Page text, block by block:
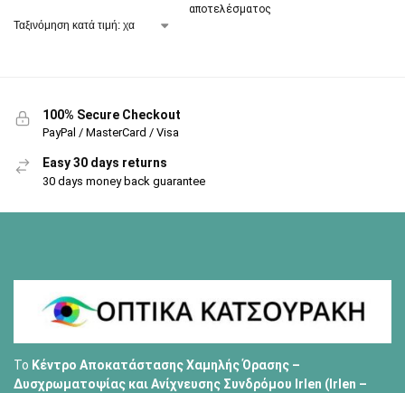
αποτελέσματος
100% Secure Checkout
PayPal / MasterCard / Visa
Easy 30 days returns
30 days money back guarantee
Το Κέντρο Αποκατάστασης Χαμηλής Όρασης –
Δυσχρωματοψίας και Ανίχνευσης Συνδρόμου Irlen (Irlen –